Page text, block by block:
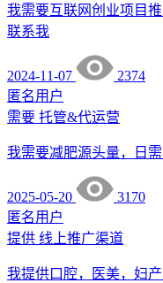
我需要互联网创业项目
联系我
2024-11-07
2374
匿名用户
需要 托管&代运营
我需要减肥源头量，日
2025-05-20
3170
匿名用户
提供 线上推广渠道
我提供口腔，医美，妇